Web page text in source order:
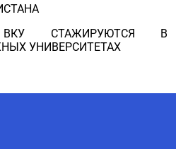
ВКУ СТАЖИРУЮТСЯ В
УНИВЕРСИТЕТАХ